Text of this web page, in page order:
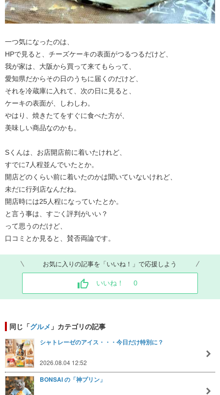
一つ気になったのは、
HPで見ると、チーズケーキの表面がつるつるだけど、
我が家は、大阪から買って来てもらって、
愛知県だからその日のうちに届くのだけど、
それを冷蔵庫に入れて、次の日に見ると、
ケーキの表面が、しわしわ。
やはり、焼きたてをすぐに食べた方が、
美味しい商品なのかも。
Sくんは、お店開店前に着いたけれど、
すでに7人程並んでいたとか。
開店どのくらい前に着いたのかは聞いていないけれど、
未だに行列店なんだね。
開店時には25人程になっていたとか。
と言う事は、すごく評判がいい？
って思うのだけど、
口コミとか見ると、賛否両論です。
お気に入りの記事を「いいね！」で応援しよう
いいね！ 0
同じ「グルメ 」カテゴリの記事
シャトレーゼのアイス・・・今日だけ特別に？
2026.08.04 12:52
BONSAI の「神プリン」